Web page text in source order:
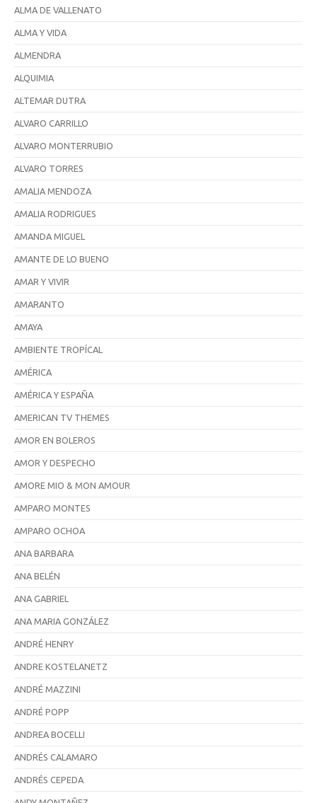
ALMA DE VALLENATO
ALMA Y VIDA
ALMENDRA
ALQUIMIA
ALTEMAR DUTRA
ALVARO CARRILLO
ALVARO MONTERRUBIO
ALVARO TORRES
AMALIA MENDOZA
AMALIA RODRIGUES
AMANDA MIGUEL
AMANTE DE LO BUENO
AMAR Y VIVIR
AMARANTO
AMAYA
AMBIENTE TROPÍCAL
AMÉRICA
AMÉRICA Y ESPAÑA
AMERICAN TV THEMES
AMOR EN BOLEROS
AMOR Y DESPECHO
AMORE MIO & MON AMOUR
AMPARO MONTES
AMPARO OCHOA
ANA BARBARA
ANA BELÉN
ANA GABRIEL
ANA MARIA GONZÁLEZ
ANDRÉ HENRY
ANDRE KOSTELANETZ
ANDRÉ MAZZINI
ANDRÉ POPP
ANDREA BOCELLI
ANDRÉS CALAMARO
ANDRÉS CEPEDA